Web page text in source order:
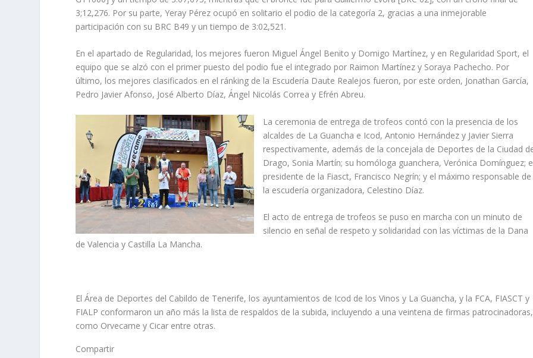
3;12,276. Por su parte, Yeray Pérez ocupó en solitario el podio de la categoría 2, gracias a una inmejorable
participación con su BRC B49 y un tiempo de 3:02,521.
En el apartado de Regularidad, los mejores fueron Miguel Ángel Benito y Domigo Martínez, y en Regularidad Sport, el
equipo que se alzó con el primer puesto del podio fue el integrado por Raimon Martínez y Soraya Pachecho. Por
último, los mejores clasificados en el ránking de la Escudería Daute Realejos fueron, por este orden, Jonathan García,
Pedro Javier Afonso, José Alberto Díaz, Ángel Nicolás Correa y Efrén Abreu.
La ceremonia de entrega de trofeos contó con la presencia de los
alcaldes de La Guancha e Icod, Antonio Hernández y Javier Sierra
respectivamente, además de la concejala de Deportes de la Ciudad
Drago, Sonia Martín; su homóloga guanchera, Verónica Domínguez;
presidente de la Fiasct, Francisco Negrín; y el máximo responsable de
la escudería organizadora, Celestino Díaz.
El acto de entrega de trofeos se puso en marcha con un minuto de
silencio en señal de respeto y solidaridad con las víctimas de la Dana
de Valencia y Castilla La Mancha.
El Área de Deportes del Cabildo de Tenerife, los ayuntamientos de Icod de los Vinos y La Guancha, y la FCA, FIASCT y
FIALP conformaron un año más la lista de respaldos de la subida, incluyendo a una veintena de firmas patrocinadoras,
como Orvecame y Cicar entre otras.
Compartir